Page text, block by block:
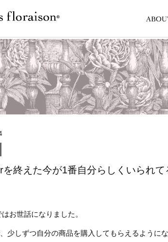
を終えた今が1番自分らしくいられて
お世話になりました。
少しずつ自分の商品を購入してもらえるように